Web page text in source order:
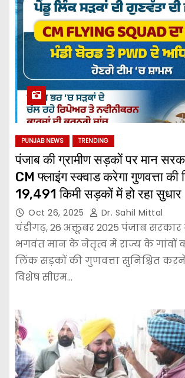
PUNJAB NEWS TRENDING
पंजाब की ग्रामीण सड़कों पर मान
CM फ्लाइंग स्क्वाड करेगा गुणवत्ता की
19,491 किमी सड़कों में हो रहा सुधार
Oct 26, 2025 Dr. Sahil Mittal
चंडीगढ़, 26 अक्तूबर 2025 पंजाब सरकार
भगवंत मान के नेतृत्व में राज्य के गांवों
लिंक सड़कों की गुणवत्ता सुनिश्चित
विशेष सीएम…